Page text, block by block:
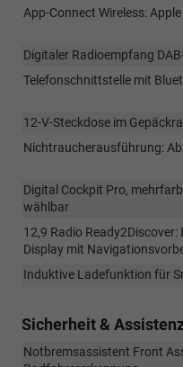
App-Connect Wireless:
Digitaler Radioempfang
Telefonschnittstelle mit
12-V-Steckdose im
Nichtraucherausführung:
Digital Cockpit Pro,
wählbar
12,9 Radio
Display mit
Induktive Ladefunktion für
Sicherheit &
Notbremsassistent Front